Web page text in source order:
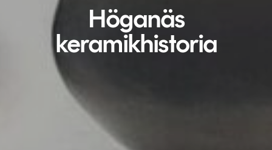
Höganäs
keramikhistoria